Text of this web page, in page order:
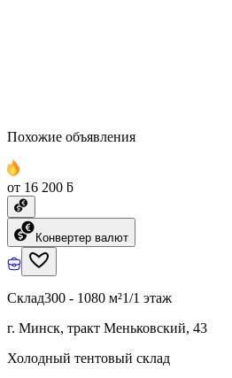
Похожие объявления
от 16 200 ƃ
Конвертер валют
Склад300 - 1080 м²1/1 этаж
г. Минск, тракт Меньковский, 43
Холодный тентовый склад